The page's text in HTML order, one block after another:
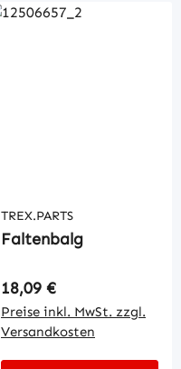
TREX.PARTS
Faltenbalg
Regulärer Preis:
18,09 €
Preise inkl. MwSt. zzgl.
Versandkosten